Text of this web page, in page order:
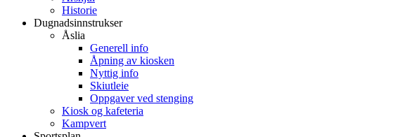
Historie
Dugnadsinnstrukser
Åslia
Generell info
Åpning av kiosken
Nyttig info
Skiutleie
Oppgaver ved stenging
Kiosk og kafeteria
Kampvert